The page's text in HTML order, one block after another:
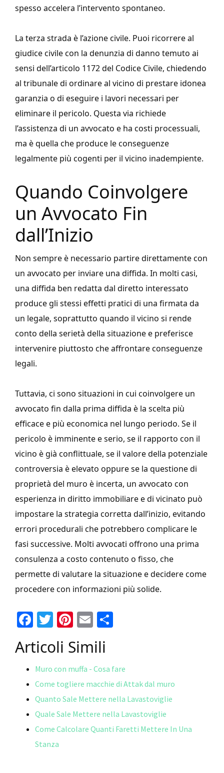
spesso accelera l’intervento spontaneo.
La terza strada è l’azione civile. Puoi ricorrere al
giudice civile con la denunzia di danno temuto ai
sensi dell’articolo 1172 del Codice Civile, chiedendo
al tribunale di ordinare al vicino di prestare idonea
garanzia o di eseguire i lavori necessari per
eliminare il pericolo. Questa via richiede
l’assistenza di un avvocato e ha costi processuali,
ma è quella che produce le conseguenze
legalmente più cogenti per il vicino inadempiente.
Quando Coinvolgere
un Avvocato Fin
dall’Inizio
Non sempre è necessario partire direttamente con
un avvocato per inviare una diffida. In molti casi,
una diffida ben redatta dal diretto interessato
produce gli stessi effetti pratici di una firmata da
un legale, soprattutto quando il vicino si rende
conto della serietà della situazione e preferisce
intervenire piuttosto che affrontare conseguenze
legali.
Tuttavia, ci sono situazioni in cui coinvolgere un
avvocato fin dalla prima diffida è la scelta più
efficace e più economica nel lungo periodo. Se il
pericolo è imminente e serio, se il rapporto con il
vicino è già conflittuale, se il valore della potenziale
controversia è elevato oppure se la questione di
proprietà del muro è incerta, un avvocato con
esperienza in diritto immobiliare e di vicinato può
impostare la strategia corretta dall’inizio, evitando
errori procedurali che potrebbero complicare le
fasi successive. Molti avvocati offrono una prima
consulenza a costo contenuto o fisso, che
permette di valutare la situazione e decidere come
procedere con informazioni più solide.
Fa
ce
b
o
o
k
T
wi
tt
er
Pi
nt
er
es
t
E
m
ai
l
di
vi
di
Articoli Simili
Muro con muffa - Cosa fare
Come togliere macchie di Attak dal muro
Quanto Sale Mettere nella Lavastoviglie
Quale Sale Mettere nella Lavastoviglie
Come Calcolare Quanti Faretti Mettere In Una
Stanza